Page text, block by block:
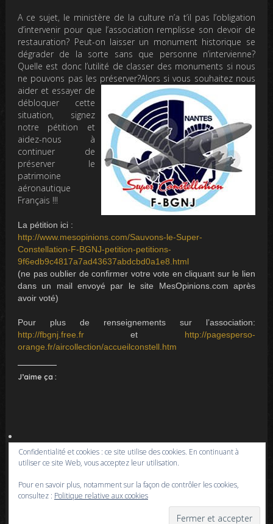
A ce sujet, le ministère de la culture n’a t’il pas l’obligation
d’intervenir pour que l’association remplisse son devoir de
restauration? Peut-on laisser un monument historique se
dégrader de la sorte sans que personne n’intervienne?
Quelle est donc l’utilité de classer des monuments si nous
ne pouvons pas les préserver?Alors si vous souhaitez nous
aider et essayer de
débloquer cette
situation, signez
notre pétition et
aidez-nous à
continuer de
préserver le
patrimoine
aéronautique
Français !!!
La pétition ici :
http://www.mesopinions.com/Sauvons-le-Super-
Constellation-F-BGNJ-petition-petitions-
9f6edb9c4817a7ad43637abdcbd0a1e8.html
(ne pas oublier de confirmer votre vote en cliquant sur le lien
dans un mail envoyé par le site MesOpinions.com après
avoir voté)
Pour plus de renseignements sur l’association:
http://fbgnj.free.fr et http://pagesperso-
orange.fr/aircollection/accueilconstell.htm
J’aime ça :
SAUVETAGE D’UN LOCKHEED 18
LODESTAR AU QUÉBEC
0 Commentaire
Confidentialité et cookies : ce site utilise des cookies. En continuant à
utiliser ce site Web, vous acceptez leur utilisation.
Pour en savoir plus, notamment sur la façon de contrôler les cookies,
consultez : Politique relative aux cookies